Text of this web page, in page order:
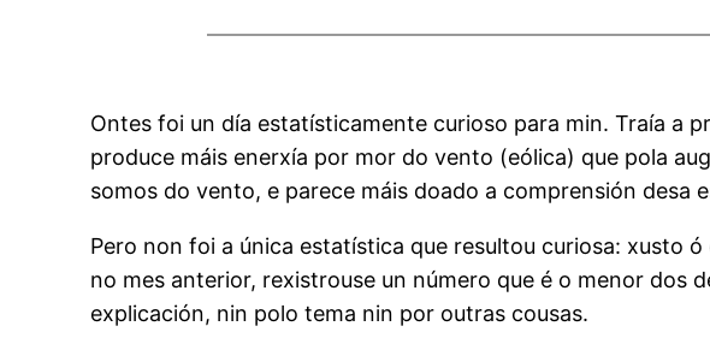
Ontes foi un día estatísticamente curioso para min. Traía a
produce máis enerxía por mor do vento (eólica) que pola
somos do vento, e parece máis doado a comprensión desa
Pero non foi a única estatística que resultou curiosa: xusto
no mes anterior, rexistrouse un número que é o menor dos
explicación, nin polo tema nin por outras cousas.